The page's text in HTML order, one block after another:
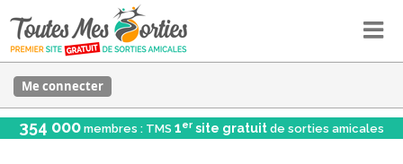
Me connecter
354 000 membres : TMS 1er site gratuit de sorties amicales